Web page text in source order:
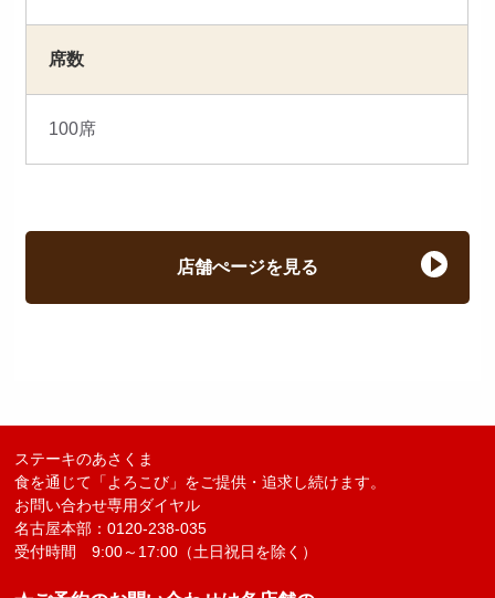
席数
100席
店舗ぺージを見る
ステーキのあさくま
食を通じて「よろこび」をご提供・追求し続けます。
お問い合わせ専用ダイヤル
名古屋本部：0120-238-035
受付時間 9:00～17:00（土日祝日を除く）